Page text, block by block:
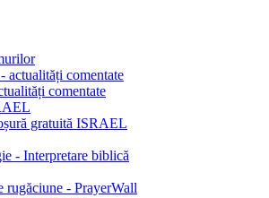
actualități comentate
comentate
gratuită ISRAEL
- Interpretare biblică
rugăciune - PrayerWall